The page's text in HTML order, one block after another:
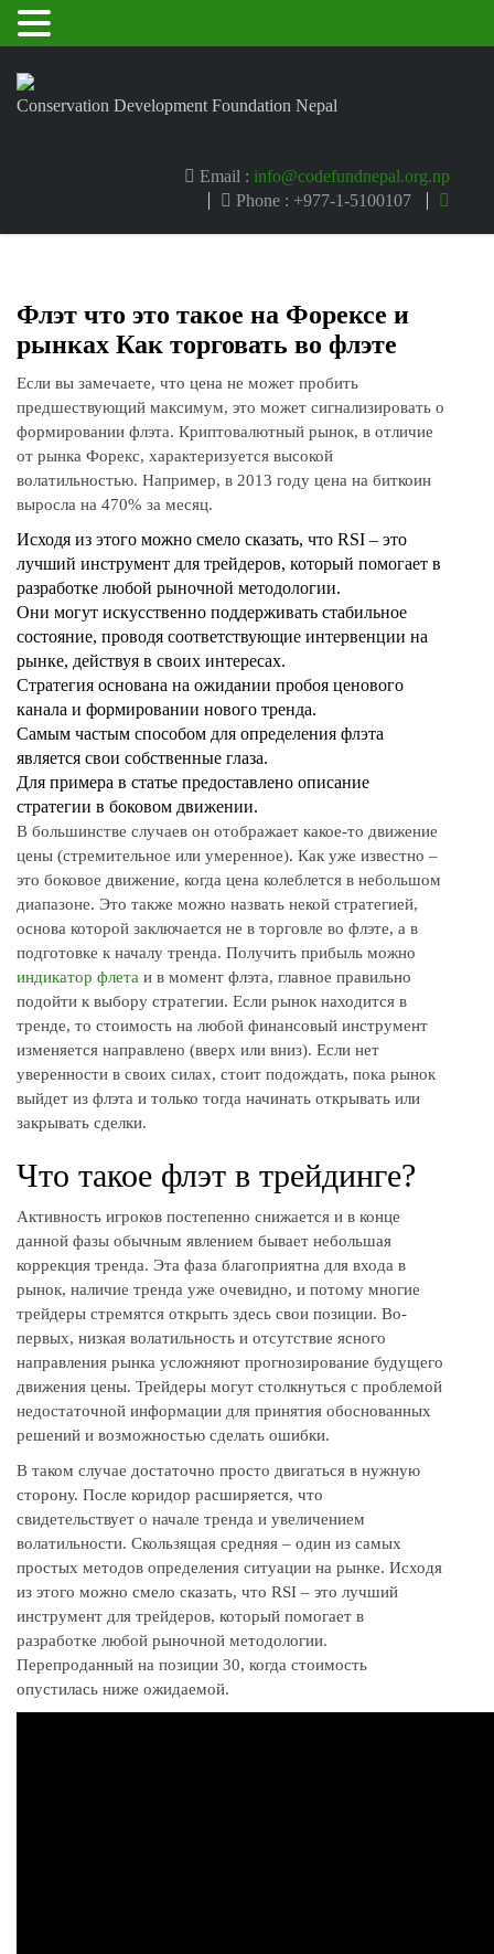
Conservation Development Foundation Nepal
Email : info@codefundnepal.org.np
Phone : +977-1-5100107
Флэт что это такое на Форексе и
рынках Как торговать во флэте
Если вы замечаете, что цена не может пробить
предшествующий максимум, это может сигнализировать о
формировании флэта. Криптовалютный рынок, в отличие
от рынка Форекс, характеризуется высокой
волатильностью. Например, в 2013 году цена на биткоин
выросла на 470% за месяц.
Исходя из этого можно смело сказать, что RSI – это
лучший инструмент для трейдеров, который помогает в
разработке любой рыночной методологии.
Они могут искусственно поддерживать стабильное
состояние, проводя соответствующие интервенции на
рынке, действуя в своих интересах.
Стратегия основана на ожидании пробоя ценового
канала и формировании нового тренда.
Самым частым способом для определения флэта
является свои собственные глаза.
Для примера в статье предоставлено описание
стратегии в боковом движении.
В большинстве случаев он отображает какое-то движение
цены (стремительное или умеренное). Как уже известно –
это боковое движение, когда цена колеблется в небольшом
диапазоне. Это также можно назвать некой стратегией,
основа которой заключается не в торговле во флэте, а в
подготовке к началу тренда. Получить прибыль можно
индикатор флета и в момент флэта, главное правильно
подойти к выбору стратегии. Если рынок находится в
тренде, то стоимость на любой финансовый инструмент
изменяется направлено (вверх или вниз). Если нет
уверенности в своих силах, стоит подождать, пока рынок
выйдет из флэта и только тогда начинать открывать или
закрывать сделки.
Что такое флэт в трейдинге?
Активность игроков постепенно снижается и в конце
данной фазы обычным явлением бывает небольшая
коррекция тренда. Эта фаза благоприятна для входа в
рынок, наличие тренда уже очевидно, и потому многие
трейдеры стремятся открыть здесь свои позиции. Во-
первых, низкая волатильность и отсутствие ясного
направления рынка усложняют прогнозирование будущего
движения цены. Трейдеры могут столкнуться с проблемой
недостаточной информации для принятия обоснованных
решений и возможностью сделать ошибки.
В таком случае достаточно просто двигаться в нужную
сторону. После коридор расширяется, что
свидетельствует о начале тренда и увеличением
волатильности. Скользящая средняя – один из самых
простых методов определения ситуации на рынке. Исходя
из этого можно смело сказать, что RSI – это лучший
инструмент для трейдеров, который помогает в
разработке любой рыночной методологии.
Перепроданный на позиции 30, когда стоимость
опустилась ниже ожидаемой.